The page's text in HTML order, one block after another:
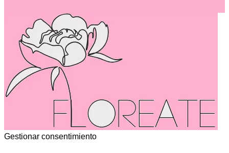
Gestionar consentimiento